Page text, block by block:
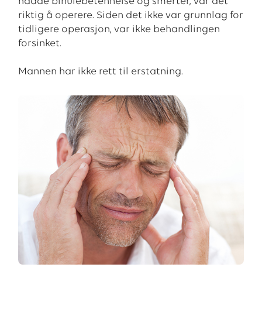
riktig å operere. Siden det ikke var grunnlag for
tidligere operasjon, var ikke behandlingen
forsinket.
Mannen har ikke rett til erstatning.